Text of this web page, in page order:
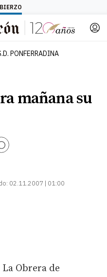
PONFERRADINA
mañana su
02.11.2007 | 01:00
Obrera de